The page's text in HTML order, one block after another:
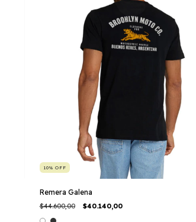
10% OFF
Remera Galena
$44.600,00 $40.140,00